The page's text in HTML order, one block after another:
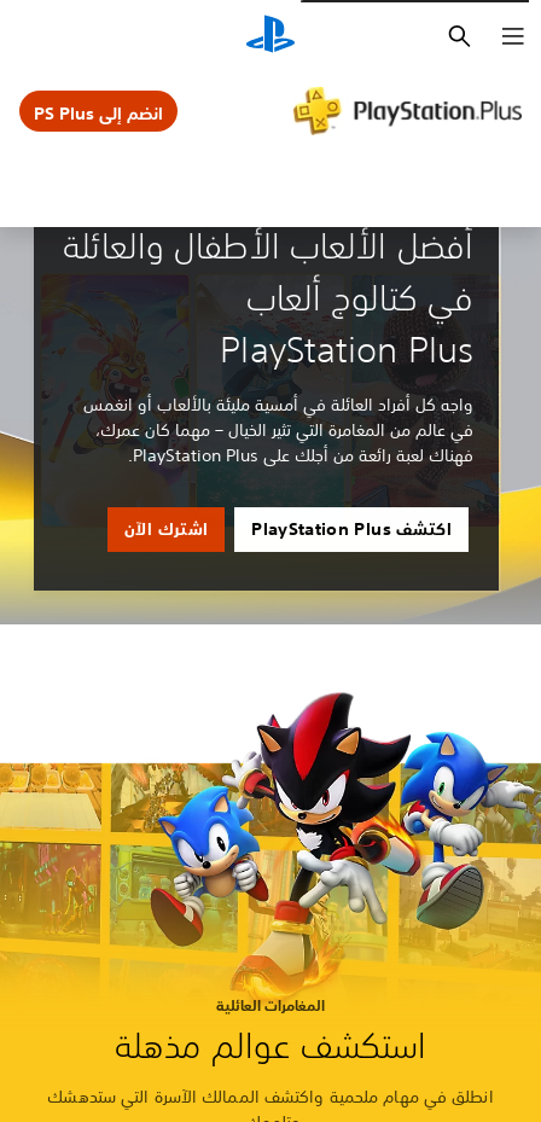
انضم إلى PS Plus
أفضل الألعاب الأطفال والعائلة
في كتالوج ألعاب
PlayStation Plus
واجه كل أفراد العائلة في أمسية مليئة بالألعاب أو انغمس
في عالم من المغامرة التي تثير الخيال – مهما كان عمرك،
فهناك لعبة رائعة من أجلك على PlayStation Plus.
اكتشف PlayStation Plus اشترك الآن
المغامرات العائلية
استكشف عوالم مذهلة
انطلق في مهام ملحمية واكتشف الممالك الآسرة التي ستدهشك